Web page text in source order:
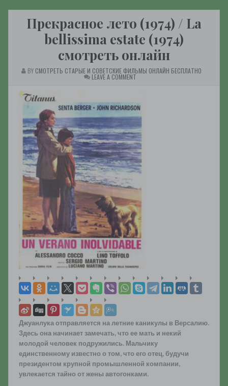
Прекрасное лето (1974) / La
bellissima estate (1974)
смотреть онлайн
BY СМОТРЕТЬ СТАРЫЕ И СОВЕТСКИЕ ФИЛЬМЫ ОНЛАЙН БЕСПЛАТНО
LEAVE A COMMENTON
LA
BELLISSIMA
ESTATE
(1974)
СМОТРЕТЬ
ОНЛАЙН
Джуанлука отправляется на летние каникулы в Версалию.
Здесь она начинает замечать, что ее мать и некий
молодой человек подружились. Мальчику
единственному известно о том, что его отец, будучи
президентом крупной промышленной компании,
увлекается тайно от жены автогонками.